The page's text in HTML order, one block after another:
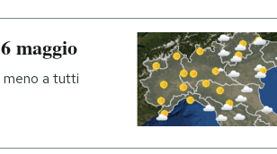
maggio
meno a tutti